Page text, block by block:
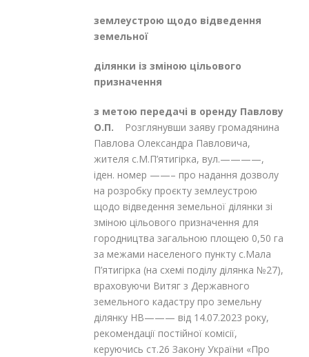
землеустрою щодо відведення
земельної
ділянки із зміною цільового
призначення
з метою передачі в оренду Павлову
О.П. Розглянувши заяву громадянина
Павлова Олександра Павловича,
жителя с.М.П’ятигірка, вул.————,
іден. номер ——– про надання дозволу
на розробку проєкту землеустрою
щодо відведення земельної ділянки зі
зміною цільового призначення для
городництва загальною площею 0,50 га
за межами населеного пункту с.Мала
П’ятигірка (на схемі поділу ділянка №27),
враховуючи Витяг з Державного
земельного кадастру про земельну
ділянку НВ——— від 14.07.2023 року,
рекомендації постійної комісії,
керуючись ст.26 Закону України «Про